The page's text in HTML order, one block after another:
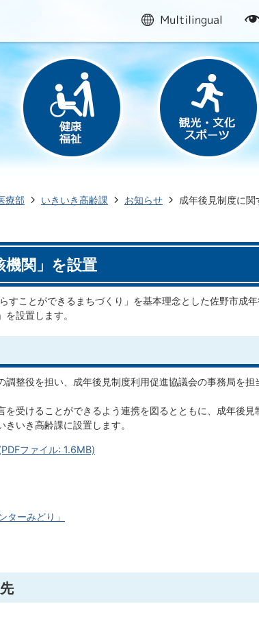
multilingual
閲
援
療部 いきいき高齢課 お知らせ 成年後見制度に
機関」を設置
すことができるまちづくり」を基本理念とした佐野市成年
設置します。
整役を担い、成年後見制度利用促進協議会の事務局を担
受けることができるよう連携を図るとともに、成年後見
いき高齢課に設置します。
ファイル: 1.6MB)
ターみどり」